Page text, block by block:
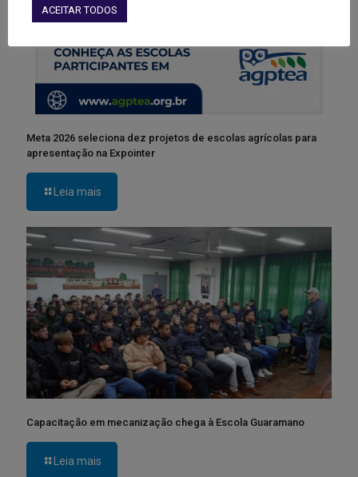
Meta 2026 seleciona dez projetos de escolas agrícolas para
apresentação na Expointer
Leia mais
Capacitação em mecanização chega à Escola Guaramano
Leia mais
ACEITAR TODOS